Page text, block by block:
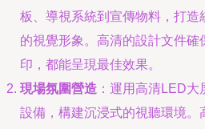
板、導視系統到宣傳物料，打
的視覺形象。高清的設計文件
印，都能呈現最佳效果。
現場氛圍營造 ：運用高清LED
設備，構建沉浸式的視聽環境